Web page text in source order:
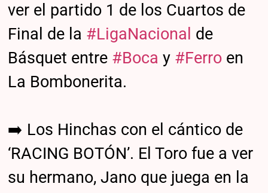
ver el partido 1 de los Cuartos de
Final de la #LigaNacional de
Básquet entre #Boca y #Ferro en
La Bombonerita.
➡️ Los Hinchas con el cántico de
‘RACING BOTÓN’. El Toro fue a ver
su hermano, Jano que juega en la